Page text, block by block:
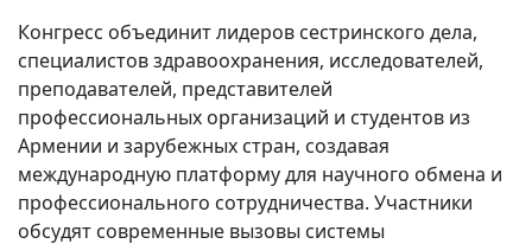
Конгресс объединит лидеров сестринского дела,
специалистов здравоохранения, исследователей,
преподавателей, представителей
профессиональных организаций и студентов из
Армении и зарубежных стран, создавая
международную платформу для научного обмена и
профессионального сотрудничества. Участники
обсудят современные вызовы системы